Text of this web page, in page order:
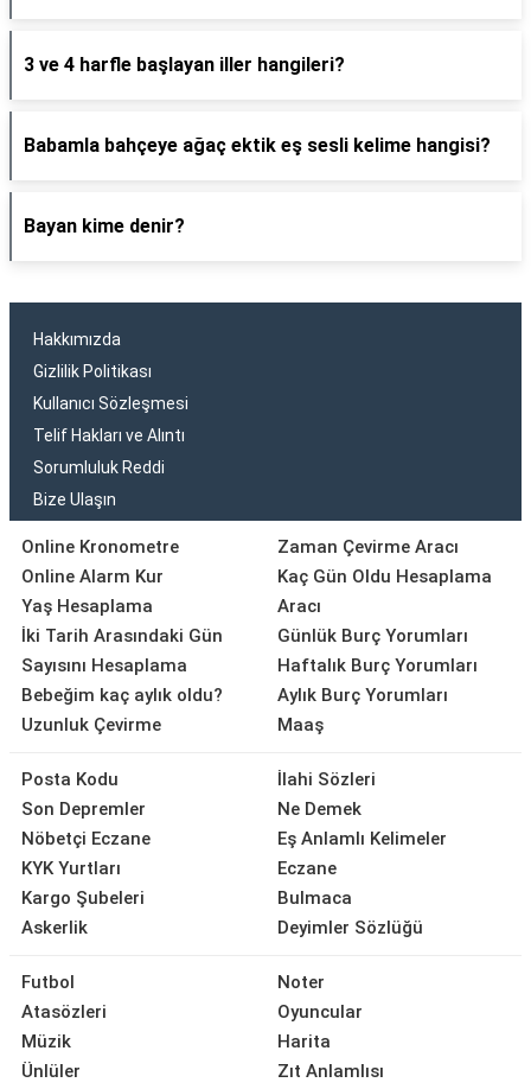
3 ve 4 harfle başlayan iller hangileri?
Babamla bahçeye ağaç ektik eş sesli kelime hangisi?
Bayan kime denir?
Hakkımızda
Gizlilik Politikası
Kullanıcı Sözleşmesi
Telif Hakları ve Alıntı
Sorumluluk Reddi
Bize Ulaşın
Online Kronometre
Online Alarm Kur
Yaş Hesaplama
İki Tarih Arasındaki Gün
Sayısını Hesaplama
Bebeğim kaç aylık oldu?
Uzunluk Çevirme
Zaman Çevirme Aracı
Kaç Gün Oldu Hesaplama
Aracı
Günlük Burç Yorumları
Haftalık Burç Yorumları
Aylık Burç Yorumları
Maaş
Posta Kodu
Son Depremler
Nöbetçi Eczane
KYK Yurtları
Kargo Şubeleri
Askerlik
İlahi Sözleri
Ne Demek
Eş Anlamlı Kelimeler
Eczane
Bulmaca
Deyimler Sözlüğü
Futbol
Atasözleri
Müzik
Ünlüler
Noter
Oyuncular
Harita
Zıt Anlamlısı